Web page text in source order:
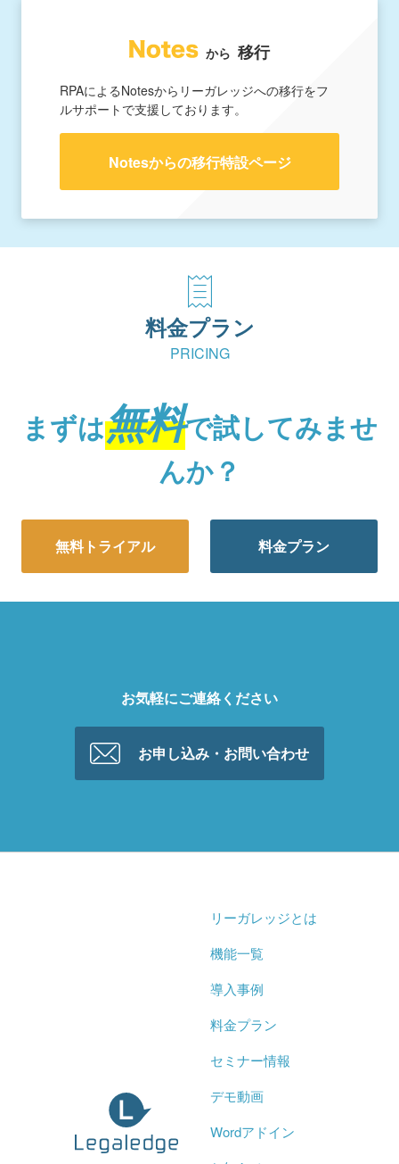
から 移行
RPAによるNotesからリーガレッジへの移行をフ
ルサポートで支援しております。
Notesからの移行特設ページ
料金プラン
PRICING
まずは無料で試してみませ
んか？
無料トライアル 料金プラン
お気軽にご連絡ください
お申し込み・お問い合わせ
リーガレッジとは
機能一覧
導入事例
料金プラン
セミナー情報
デモ動画
Wordアドイン